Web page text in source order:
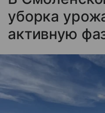
уборка
активную